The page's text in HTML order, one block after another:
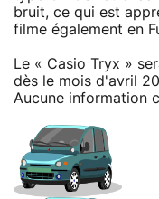
bruit, ce qui est
filme également en
Le « Casio Tryx »
dès le mois d'avril
Aucune information